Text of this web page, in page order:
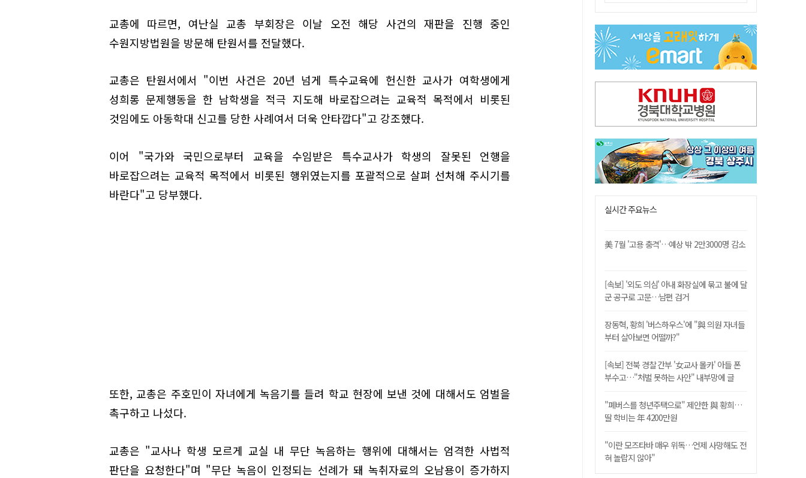
교총에 따르면, 여난실 교총 부회장은 이날 오전 해당 사건의 재판을 진행 중인
수원지방법원을 방문해 탄원서를 전달했다.
교총은 탄원서에서 "이번 사건은 20년 넘게 특수교육에 헌신한 교사가 여학생에게
성희롱 문제행동을 한 남학생을 적극 지도해 바로잡으려는 교육적 목적에서 비롯된
것임에도 아동학대 신고를 당한 사례여서 더욱 안타깝다"고 강조했다.
이어 "국가와 국민으로부터 교육을 수임받은 특수교사가 학생의 잘못된 언행을
바로잡으려는 교육적 목적에서 비롯된 행위였는지를 포괄적으로 살펴 선처해 주시기를
바란다"고 당부했다.
또한, 교총은 주호민이 자녀에게 녹음기를 들려 학교 현장에 보낸 것에 대해서도 엄벌을
촉구하고 나섰다.
교총은 "교사나 학생 모르게 교실 내 무단 녹음하는 행위에 대해서는 엄격한 사법적
판단을 요청한다"며 "무단 녹음이 인정되는 선례가 돼 녹취자료의 오남용이 증가하지
SK하이닉스, 주당 375원 분기 배당 공시…"3분기 중 주주환원 방안 확정"
이의준 전 경북도 새마을봉사과장, 제28대 울릉군 부군수 취임
"상법개정해도 주주가 '봉'"…하이닉스 솔리다임 상장설에 술렁[개미와글와글]
실시간 주요뉴스
美 7월 '고용 충격'…예상 밖 2만3000명 감소
[속보] '외도 의심' 아내 화장실에 묶고 불에 달
군 공구로 고문…남편 검거
장동혁, 황희 '버스하우스'에 "與 의원 자녀들
부터 살아보면 어떨까?"
[속보] 전북 경찰 간부 '女교사 몰카' 아들 폰
부수고…"처벌 못하는 사안" 내부망에 글
"폐버스를 청년주택으로" 제안한 與 황희…
딸 학비는 年 4200만원
"이란 모즈타바 매우 위독…언제 사망해도 전
혀 놀랍지 않아"